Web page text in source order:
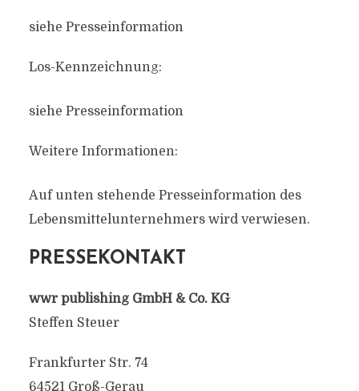
siehe Presseinformation
Los-Kennzeichnung:
siehe Presseinformation
Weitere Informationen:
Auf unten stehende Presseinformation des
Lebensmittelunternehmers wird verwiesen.
PRESSEKONTAKT
wwr publishing GmbH & Co. KG
Steffen Steuer
Frankfurter Str. 74
64521 Groß-Gerau